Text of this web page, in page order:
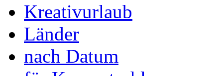
Kreativurlaub
Länder
nach Datum